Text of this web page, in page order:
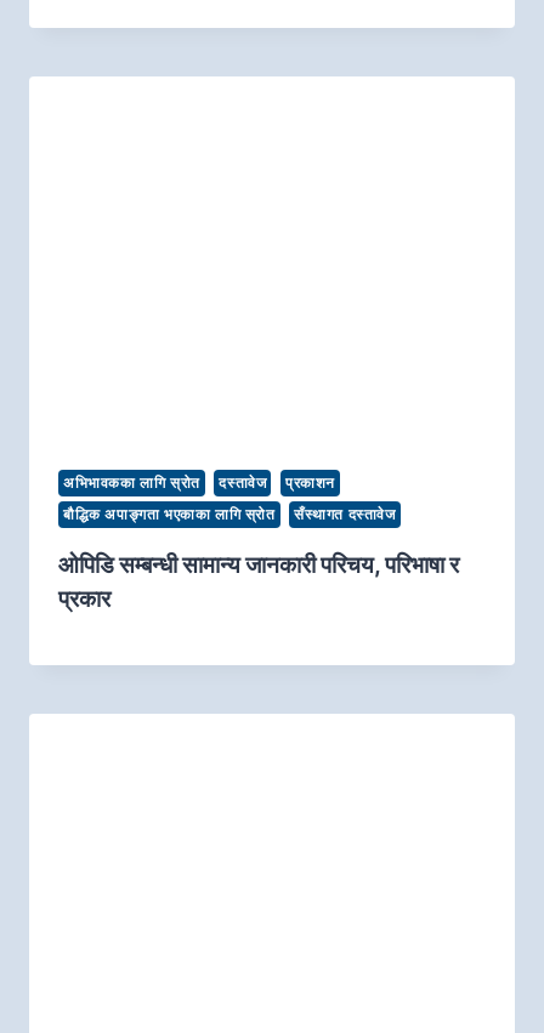
अभिभावकका लागि स्रोत दस्तावेज
प्रकाशन
बौद्धिक अपाङ्गता भएकाका लागि स्रोत
सँस्थागत दस्तावेज
ओपिडि सम्बन्धी सामान्य जानकारी परिचय, परिभाषा र
प्रकार